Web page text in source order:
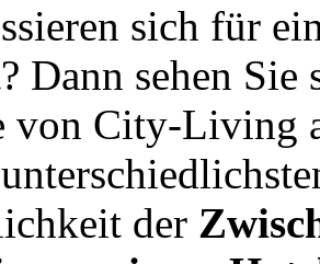
sich für
Dann sehen Sie
von City-Living
der